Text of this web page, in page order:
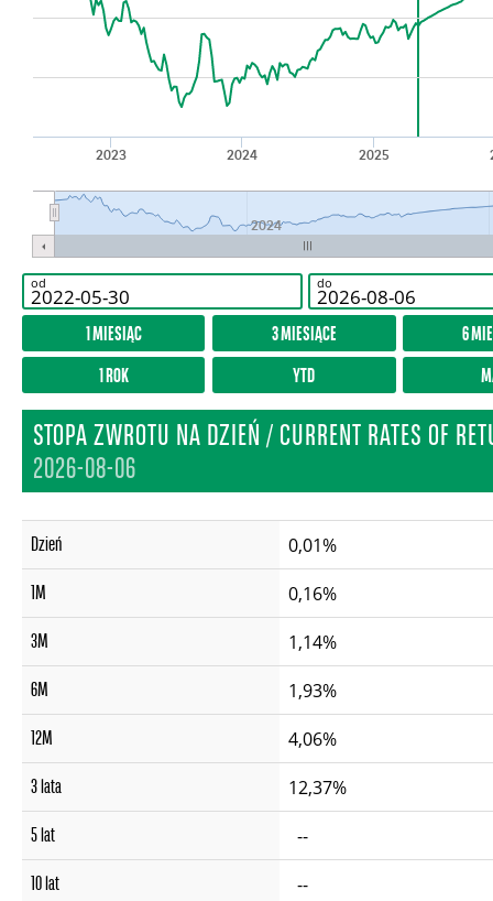
2023 2024 2025
2024
od do
1 MIESIĄC 3 MIESIĄCE
6
1 ROK
YTD
STOPA ZWROTU NA DZIEŃ / CURRENT RATES OF
2026-08-06
Dzień 0,01%
1M 0,16%
3M 1,14%
6M 1,93%
12M 4,06%
3 lata 12,37%
5 lat --
10 lat --